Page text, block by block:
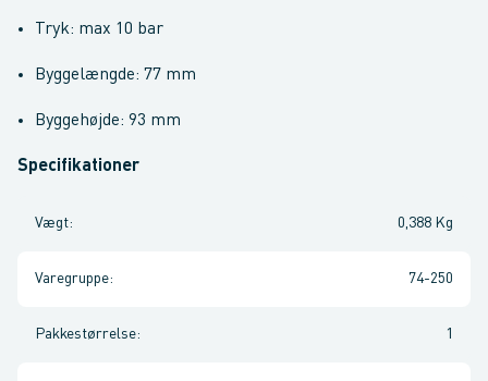
Tryk: max 10 bar
Byggelængde: 77 mm
Byggehøjde: 93 mm
Specifikationer
Vægt: 0,388 Kg
Varegruppe: 74-250
Pakkestørrelse: 1